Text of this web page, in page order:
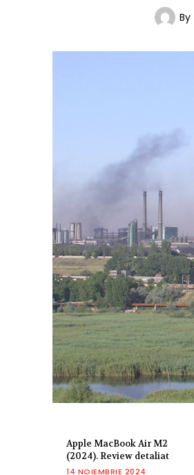
By
Apple MacBook Air M2
(2024). Review detaliat
14 NOIEMBRIE 2024